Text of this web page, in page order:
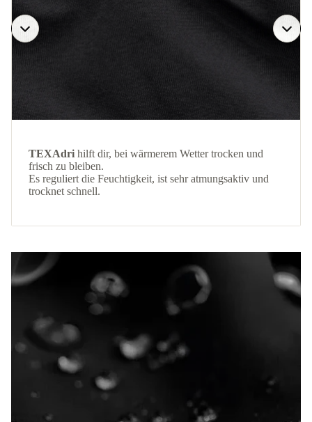
TEXAdri hilft dir, bei wärmerem Wetter trocken und
frisch zu bleiben.
Es reguliert die Feuchtigkeit, ist sehr atmungsaktiv und
trocknet schnell.